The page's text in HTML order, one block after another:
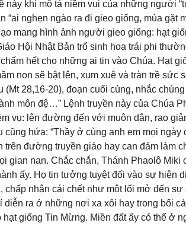
khi mô tả niềm vui của những người
nghẹn ngào ra đi gieo giống, mùa gặt
mang hình ảnh người gieo giống: hạt
Hội Nhật Bản trổ sinh hoa trái phi
hết cho những ai tin vào Chúa. Hạt
non sẽ bật lên, xum xuê và tràn trề sức
28,16-20), đoạn cuối cùng, nhắc
môn đệ…” Lệnh truyền này của Chúa
vụ: lên đường đến với muôn dân, rao
hứa: “Thầy ở cùng anh em mọi ngày
đường truyền giáo hay can đảm làm
gian nan. Chắc chắn, Thánh Phaolô Miki
ấy. Họ tin tưởng tuyệt đối vào sự hiện
chấp nhận cái chết như một lối mở đến
diễn ra ở những nơi xa xôi hay trong bối
giống Tin Mừng. Miền đất ấy có thể ở